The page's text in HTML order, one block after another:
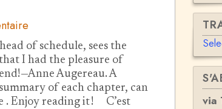
of schedule, sees the
I had the pleasure of
Augereau. A
of each chapter, can
. Enjoy reading it ! C’est
via